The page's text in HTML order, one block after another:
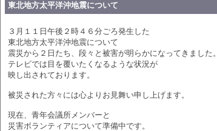
東北地方太平洋沖地震について
３月１１日午後２時４６分ごろ発生した
東北地方太平洋沖地震について
震災から２日たち、段々と被害が明らかになってきました。
テレビでは目を覆いたくなるような状況が
映し出されております。
被災された方々には心よりお見舞い申し上げます。
現在、青年会議所メンバーと
災害ボランティアについて準備中です。